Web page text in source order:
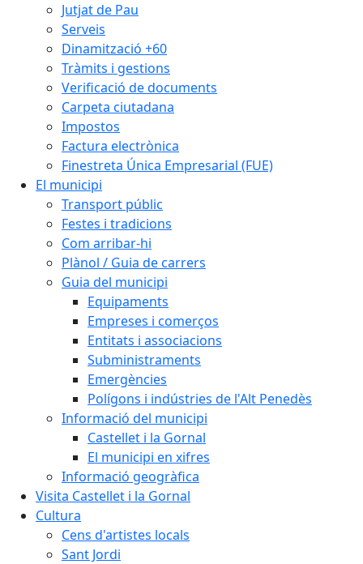
Jutjat de Pau
Serveis
Dinamització +60
Tràmits i gestions
Verificació de documents
Carpeta ciutadana
Impostos
Factura electrònica
Finestreta Única Empresarial (FUE)
El municipi
Transport públic
Festes i tradicions
Com arribar-hi
Plànol / Guia de carrers
Guia del municipi
Equipaments
Empreses i comerços
Entitats i associacions
Subministraments
Emergències
Polígons i indústries de l'Alt Penedès
Informació del municipi
Castellet i la Gornal
El municipi en xifres
Informació geogràfica
Visita Castellet i la Gornal
Cultura
Cens d'artistes locals
Sant Jordi